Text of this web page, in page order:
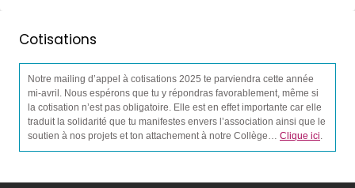
Cotisations
Notre mailing d’appel à cotisations 2025 te parviendra cette année
mi-avril. Nous espérons que tu y répondras favorablement, même si
la cotisation n’est pas obligatoire. Elle est en effet importante car elle
traduit la solidarité que tu manifestes envers l’association ainsi que le
soutien à nos projets et ton attachement à notre Collège… Clique ici